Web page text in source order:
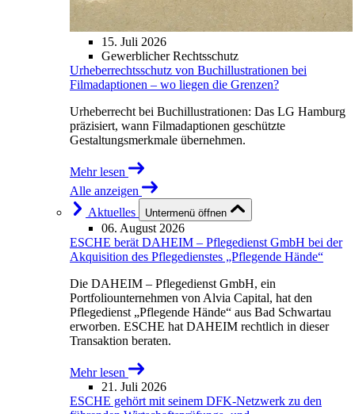
15. Juli 2026
Gewerblicher Rechtsschutz
Urheberrechtsschutz von Buchillustrationen bei
Filmadaptionen – wo liegen die Grenzen?
Urheberrecht bei Buchillustrationen: Das LG Hamburg
präzisiert, wann Filmadaptionen geschützte
Gestaltungsmerkmale übernehmen.
Mehr lesen
Alle anzeigen
Aktuelles
Untermenü öffnen
06. August 2026
ESCHE berät DAHEIM – Pflegedienst GmbH bei der
Akquisition des Pflegedienstes „Pflegende Hände“
Die DAHEIM – Pflegedienst GmbH, ein
Portfoliounternehmen von Alvia Capital, hat den
Pflegedienst „Pflegende Hände“ aus Bad Schwartau
erworben. ESCHE hat DAHEIM rechtlich in dieser
Transaktion beraten.
Mehr lesen
21. Juli 2026
ESCHE gehört mit seinem DFK-Netzwerk zu den